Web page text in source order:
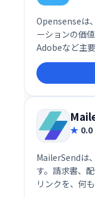
Opensenseは
ーションの価
Adobeなど主
ョンツールと
に3つの強力な
生産性向上に
ーションで、
しょう。
0.0
MailerSendは
す。請求書、
リンクを、何